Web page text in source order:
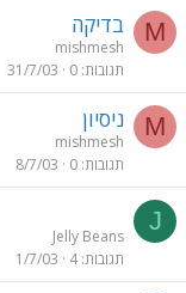
M בדיקה
mishmesh
תגובות 0
31/7/03
M ניסיון
mishmesh
תגובות 0
8/7/03
J
Jelly Beans
תגובות 4
1/7/03